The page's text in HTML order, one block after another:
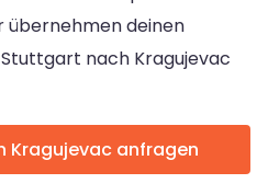
übernehmen deinen
nach Kragujevac
Kragujevac anfragen